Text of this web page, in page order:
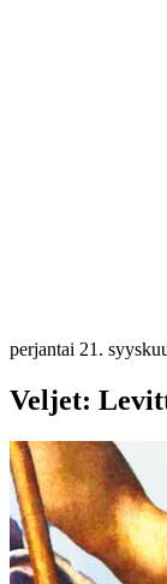
perjantai 21.
Veljet: